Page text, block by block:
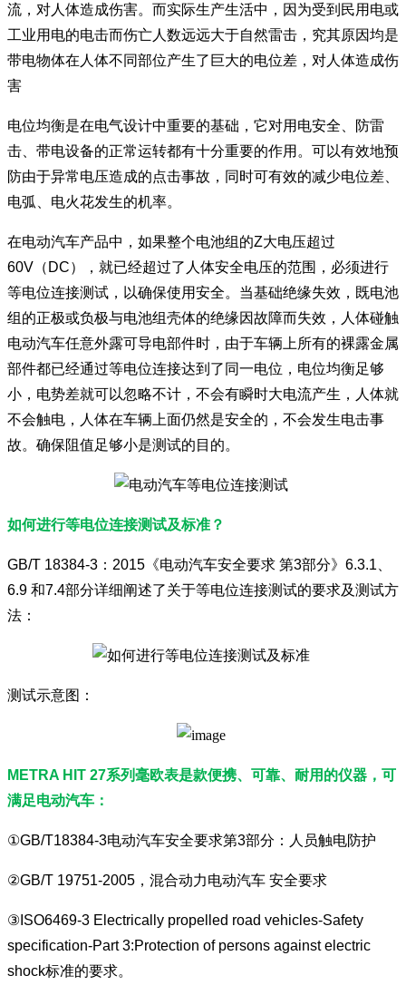
流，对人体造成伤害。而实际生产生活中，因为受到民用电或
工业用电的电击而伤亡人数远远大于自然雷击，究其原因均是
带电物体在人体不同部位产生了巨大的电位差，对人体造成伤
害
电位均衡是在电气设计中重要的基础，它对用电安全、防雷
击、带电设备的正常运转都有十分重要的作用。可以有效地预
防由于异常电压造成的点击事故，同时可有效的减少电位差、
电弧、电火花发生的机率。
在电动汽车产品中，如果整个电池组的Z大电压超过
60V（DC），就已经超过了人体安全电压的范围，必须进行
等电位连接测试，以确保使用安全。当基础绝缘失效，既电池
组的正极或负极与电池组壳体的绝缘因故障而失效，人体碰触
电动汽车任意外露可导电部件时，由于车辆上所有的裸露金属
部件都已经通过等电位连接达到了同一电位，电位均衡足够
小，电势差就可以忽略不计，不会有瞬时大电流产生，人体就
不会触电，人体在车辆上面仍然是安全的，不会发生电击事
故。确保阻值足够小是测试的目的。
如何进行等电位连接测试及标准？
GB/T 18384-3：2015《电动汽车安全要求 第3部分》6.3.1、
6.9 和7.4部分详细阐述了关于等电位连接测试的要求及测试方
法：
测试示意图：
METRA HIT 27系列毫欧表是款便携、可靠、耐用的仪器，可
满足电动汽车：
①GB/T18384-3电动汽车安全要求第3部分：人员触电防护
②GB/T 19751-2005，混合动力电动汽车 安全要求
③ISO6469-3 Electrically propelled road vehicles-Safety
specification-Part 3:Protection of persons against electric
shock标准的要求。